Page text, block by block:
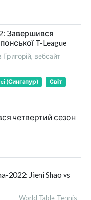
Завершився
T-League
вебсайт
(Сингапур)
Світ
четвертий сезон
2022: Jieni Shao vs
World Table Tennis